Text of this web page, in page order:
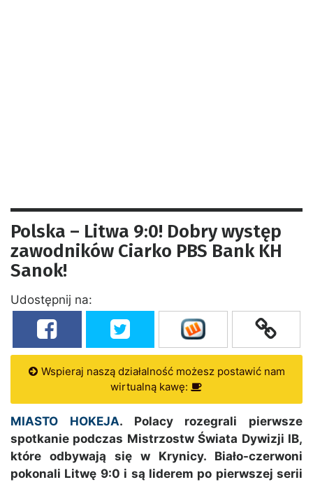
Polska – Litwa 9:0! Dobry występ
zawodników Ciarko PBS Bank KH
Sanok!
Udostępnij na:
Wspieraj naszą działalność możesz postawić nam
wirtualną kawę:
MIASTO HOKEJA. Polacy rozegrali pierwsze
spotkanie podczas Mistrzostw Świata Dywizji IB,
które odbywają się w Krynicy. Biało-czerwoni
pokonali Litwę 9:0 i są liderem po pierwszej serii